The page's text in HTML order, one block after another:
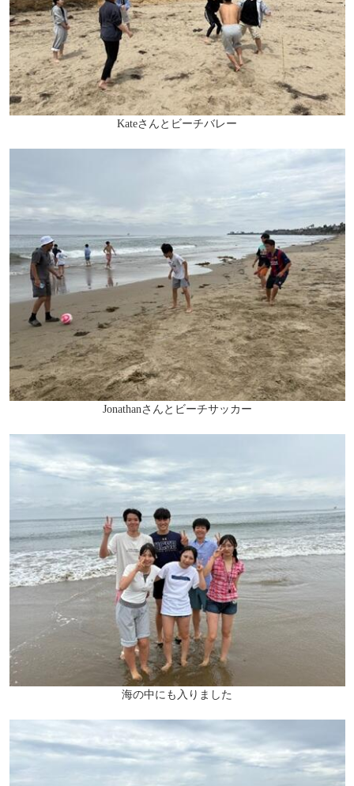
Kateさんとビーチバレー
Jonathanさんとビーチサッカー
海の中にも入りました